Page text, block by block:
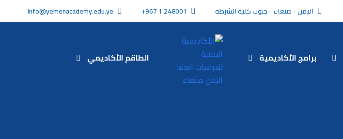
اليمن - صنعاء - جنوب كلية الشرطة info@yemenacademy.edu.ye +967 1 248001
برامج الأكاديمية الطاقم الأكاديمي